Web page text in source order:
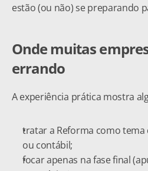
estão (ou não) se preparando
Onde muitas
errando
A experiência prática mostra
tratar a Reforma como
ou contábil;
focar apenas na fase final